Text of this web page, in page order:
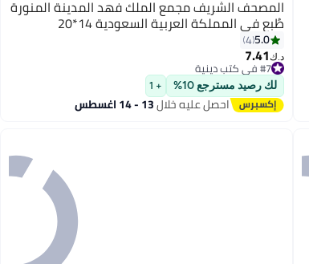
المصحف الشريف مجمع الملك فهد المدينة المنورة
طُبع في المملكة العربية السعودية 14*20
5.0
4
د.ك‏7.41
#7 في كتب دينية
#7 في كتب دينية
لك رصيد مسترجع 10% + 1
احصل عليه خلال13 - 14 اغسطس